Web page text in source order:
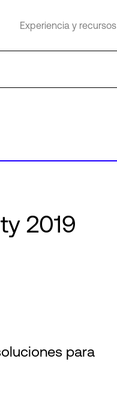
Experiencia y recursos
2019
para